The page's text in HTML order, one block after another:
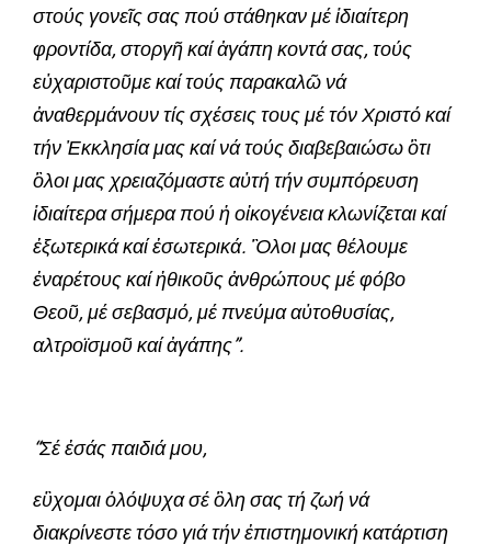
στούς γονεῖς σας πού στάθηκαν μέ ἱδιαίτερη
φροντίδα, στοργῆ καί ἀγάπη κοντά σας, τούς
εὐχαριστοῦμε καί τούς παρακαλῶ νά
ἀναθερμάνουν τίς σχέσεις τους μέ τόν Χριστό καί
τήν Ἐκκλησία μας καί νά τούς διαβεβαιώσω ὃτι
ὃλοι μας χρειαζόμαστε αὐτή τήν συμπόρευση
ἱδιαίτερα σήμερα πού ἡ οἰκογένεια κλωνίζεται καί
ἐξωτερικά καί ἐσωτερικά. Ὃλοι μας θέλουμε
ἐναρέτους καί ἠθικοῦς ἀνθρώπους μέ φόβο
Θεοῦ, μέ σεβασμό, μέ πνεύμα αὐτοθυσίας,
αλτροϊσμοῦ καί ἀγάπης”.
“Σέ ἐσάς παιδιά μου,
εὒχομαι ὁλόψυχα σέ ὃλη σας τή ζωή νά
διακρίνεστε τόσο γιά τήν ἐπιστημονική κατάρτιση